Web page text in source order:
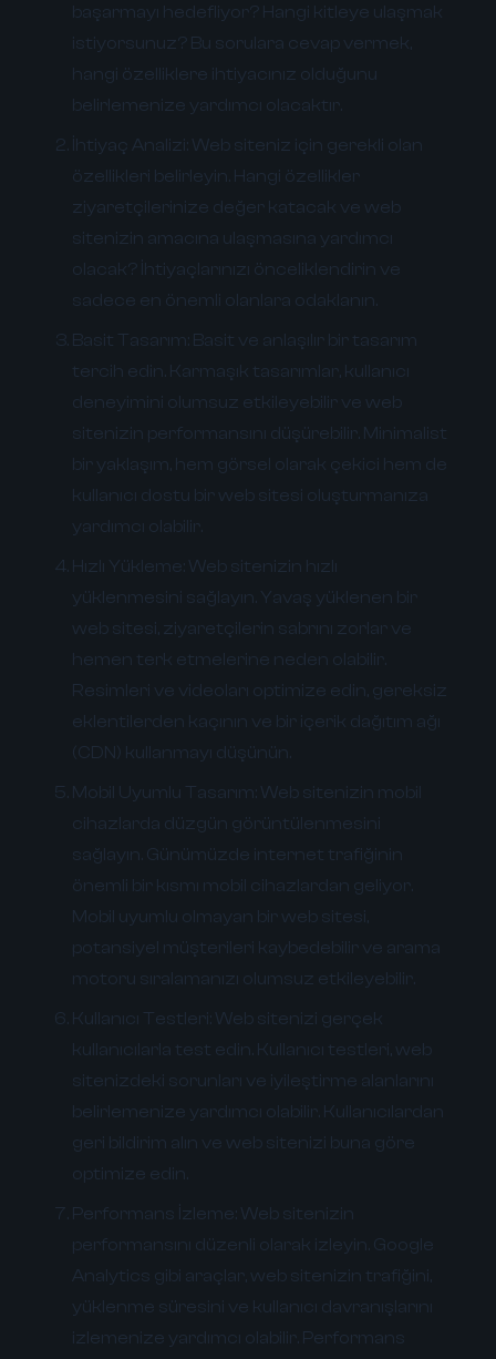
başarmayı hedefliyor? Hangi kitleye ulaşmak
istiyorsunuz? Bu sorulara cevap vermek,
hangi özelliklere ihtiyacınız olduğunu
belirlemenize yardımcı olacaktır.
İhtiyaç Analizi: Web siteniz için gerekli olan
özellikleri belirleyin. Hangi özellikler
ziyaretçilerinize değer katacak ve web
sitenizin amacına ulaşmasına yardımcı
olacak? İhtiyaçlarınızı önceliklendirin ve
sadece en önemli olanlara odaklanın.
Basit Tasarım: Basit ve anlaşılır bir tasarım
tercih edin. Karmaşık tasarımlar, kullanıcı
deneyimini olumsuz etkileyebilir ve web
sitenizin performansını düşürebilir. Minimalist
bir yaklaşım, hem görsel olarak çekici hem de
kullanıcı dostu bir web sitesi oluşturmanıza
yardımcı olabilir.
Hızlı Yükleme: Web sitenizin hızlı
yüklenmesini sağlayın. Yavaş yüklenen bir
web sitesi, ziyaretçilerin sabrını zorlar ve
hemen terk etmelerine neden olabilir.
Resimleri ve videoları optimize edin, gereksiz
eklentilerden kaçının ve bir içerik dağıtım ağı
(CDN) kullanmayı düşünün.
Mobil Uyumlu Tasarım: Web sitenizin mobil
cihazlarda düzgün görüntülenmesini
sağlayın. Günümüzde internet trafiğinin
önemli bir kısmı mobil cihazlardan geliyor.
Mobil uyumlu olmayan bir web sitesi,
potansiyel müşterileri kaybedebilir ve arama
motoru sıralamanızı olumsuz etkileyebilir.
Kullanıcı Testleri: Web sitenizi gerçek
kullanıcılarla test edin. Kullanıcı testleri, web
sitenizdeki sorunları ve iyileştirme alanlarını
belirlemenize yardımcı olabilir. Kullanıcılardan
geri bildirim alın ve web sitenizi buna göre
optimize edin.
Performans İzleme: Web sitenizin
performansını düzenli olarak izleyin. Google
Analytics gibi araçlar, web sitenizin trafiğini,
yüklenme süresini ve kullanıcı davranışlarını
izlemenize yardımcı olabilir. Performans